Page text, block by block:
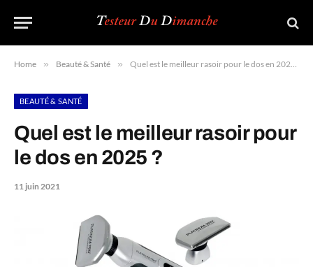
Home » Beauté & Santé » Quel est le meilleur rasoir pour le dos en 2025 ?
BEAUTÉ & SANTÉ
Quel est le meilleur rasoir pour
le dos en 2025 ?
11 juin 2021